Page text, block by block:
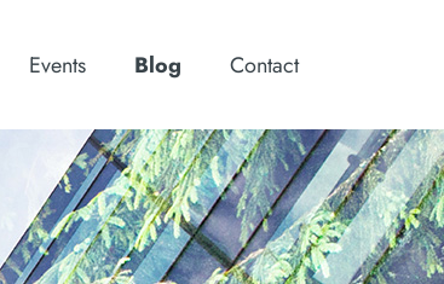
Events Blog Contact